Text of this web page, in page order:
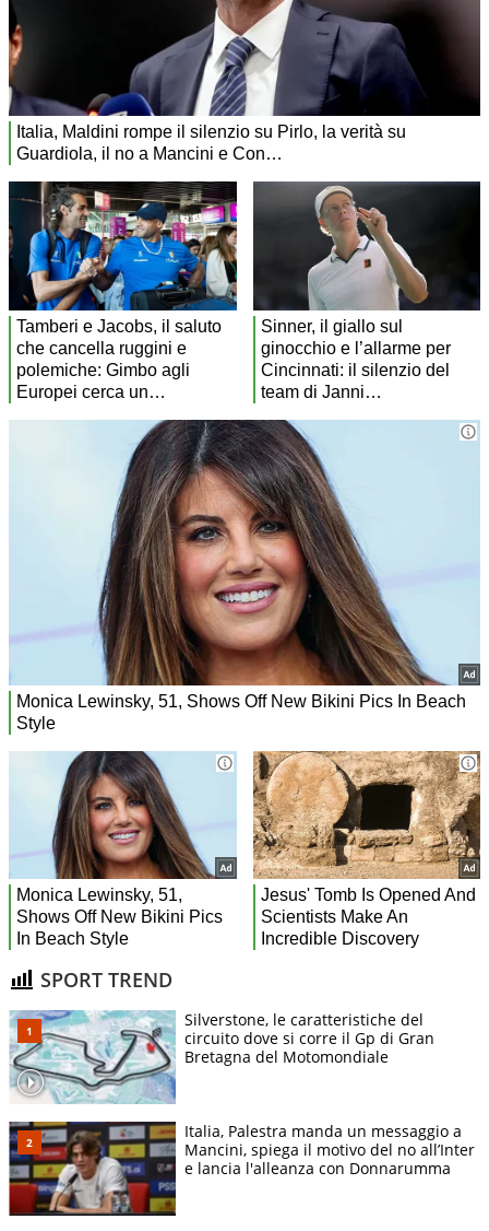
SPORT TREND
Silverstone, le caratteristiche del
circuito dove si corre il Gp di Gran
Bretagna del Motomondiale
Italia, Palestra manda un messaggio a
Mancini, spiega il motivo del no all’Inter
e lancia l'alleanza con Donnarumma